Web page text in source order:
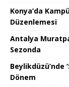
Konya’da
Düzenlemesi
Antalya
Sezonda
Beylikdüzü’nde
Dönem